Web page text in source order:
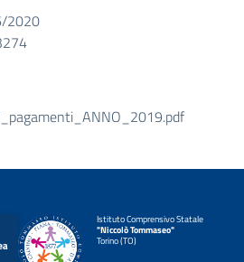
2020
Istituto Comprensivo Statale
"Niccolò Tommaseo"
Torino (TO)